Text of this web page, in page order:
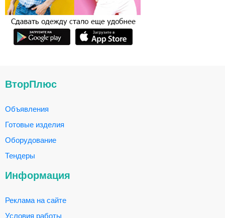
ВторПлюс
Объявления
Готовые изделия
Оборудование
Тендеры
Информация
Реклама на сайте
Условия работы